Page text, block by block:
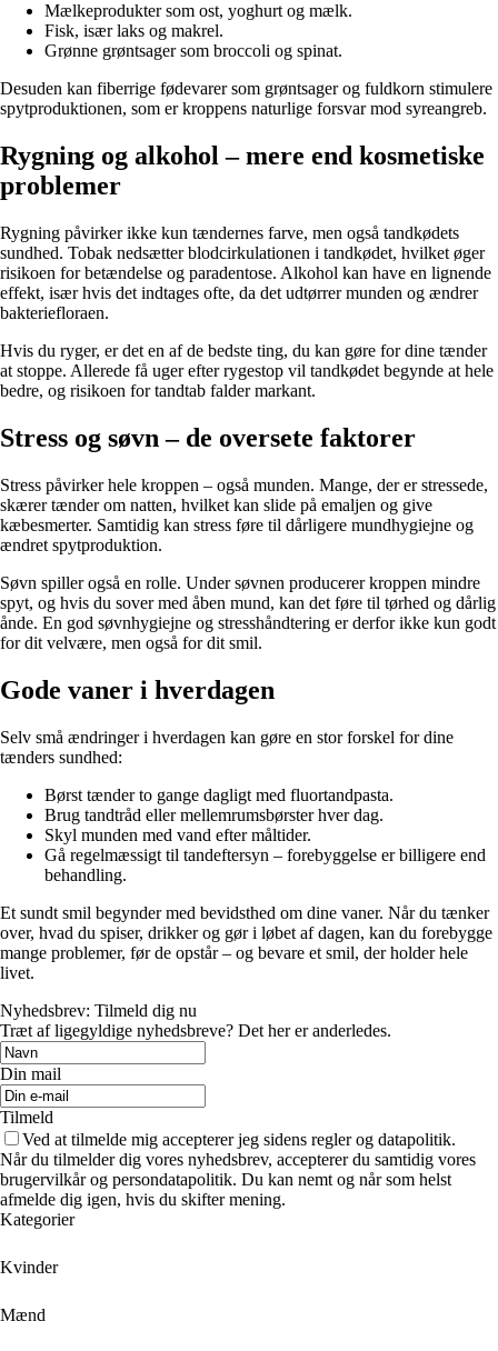
Mælkeprodukter som ost, yoghurt og mælk.
Fisk, især laks og makrel.
Grønne grøntsager som broccoli og spinat.
Desuden kan fiberrige fødevarer som grøntsager og fuldkorn stimulere
spytproduktionen, som er kroppens naturlige forsvar mod syreangreb.
Rygning og alkohol – mere end kosmetiske
problemer
Rygning påvirker ikke kun tændernes farve, men også tandkødets
sundhed. Tobak nedsætter blodcirkulationen i tandkødet, hvilket øger
risikoen for betændelse og paradentose. Alkohol kan have en lignende
effekt, især hvis det indtages ofte, da det udtørrer munden og ændrer
bakteriefloraen.
Hvis du ryger, er det en af de bedste ting, du kan gøre for dine tænder
at stoppe. Allerede få uger efter rygestop vil tandkødet begynde at hele
bedre, og risikoen for tandtab falder markant.
Stress og søvn – de oversete faktorer
Stress påvirker hele kroppen – også munden. Mange, der er stressede,
skærer tænder om natten, hvilket kan slide på emaljen og give
kæbesmerter. Samtidig kan stress føre til dårligere mundhygiejne og
ændret spytproduktion.
Søvn spiller også en rolle. Under søvnen producerer kroppen mindre
spyt, og hvis du sover med åben mund, kan det føre til tørhed og dårlig
ånde. En god søvnhygiejne og stresshåndtering er derfor ikke kun godt
for dit velvære, men også for dit smil.
Gode vaner i hverdagen
Selv små ændringer i hverdagen kan gøre en stor forskel for dine
tænders sundhed:
Børst tænder to gange dagligt med fluortandpasta.
Brug tandtråd eller mellemrumsbørster hver dag.
Skyl munden med vand efter måltider.
Gå regelmæssigt til tandeftersyn – forebyggelse er billigere end
behandling.
Et sundt smil begynder med bevidsthed om dine vaner. Når du tænker
over, hvad du spiser, drikker og gør i løbet af dagen, kan du forebygge
mange problemer, før de opstår – og bevare et smil, der holder hele
livet.
Nyhedsbrev: Tilmeld dig nu
Træt af ligegyldige nyhedsbreve? Det her er anderledes.
Din mail
Tilmeld
Ved at tilmelde mig accepterer jeg sidens regler og datapolitik.
Når du tilmelder dig vores nyhedsbrev, accepterer du samtidig vores
brugervilkår og persondatapolitik. Du kan nemt og når som helst
afmelde dig igen, hvis du skifter mening.
Kategorier
Kvinder
Mænd